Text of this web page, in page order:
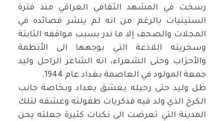
رسخت في المشهد الثقافي العراقي منذ فترة
الستينيات بالرغم من انه لم ينشر قصائده في
المجلات والصحف إلا ما ندر بسبب مواقفه الثابتة
وسخريته اللاذعة التي يوجهها الى الأنظمة
والأحزاب وحتى الشعراء، انه الشاعر الراحل وليد
جمعة المولود في العاصمة بغداد عام 1944
.
ظل وليد حتى رحيله يعشق بغداد وبخاصة جانب
الكرخ الذي ولد فيه فذكريات طفولته وعشقه لتلك
المدينة التي تعرضت الى نكبات كثيرة جعلته يحن